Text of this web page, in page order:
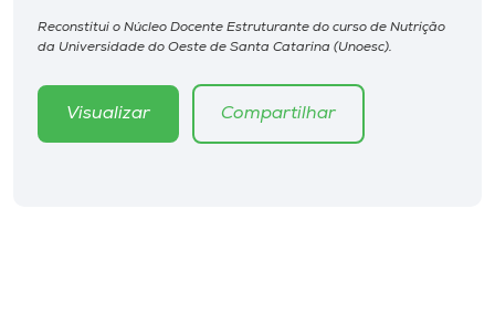
Biblioteca
Editora
Reconstitui o Núcleo Docente Estruturante do curso de Nutrição
da Universidade do Oeste de Santa Catarina (Unoesc).
Visualizar Compartilhar